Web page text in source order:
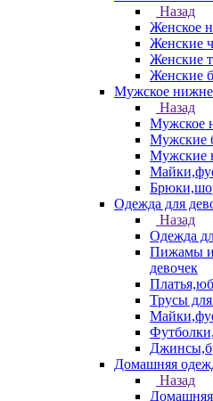
Назад
Женское
Женские
Женские
Женские
Мужское
Назад
Мужское
Мужские
Мужские
Одежда для
Назад
Одежда
Пижамы и
девочек
Трусы
Домашняя
Назад